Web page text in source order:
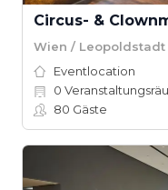
Circus- &
Wien / Leopoldstadt
Eventlocation
0
80 Gäste